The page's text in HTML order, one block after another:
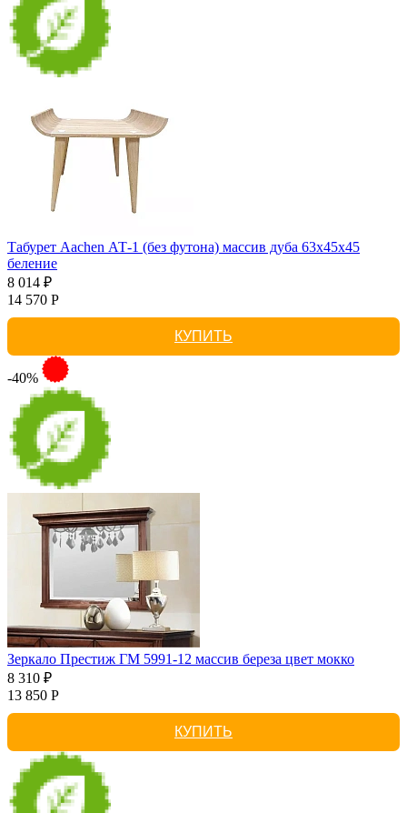
Табурет Aachen АТ-1 (без футона) массив дуба 63х45х45
беление
8 014 ₽
14 570 Р
КУПИТЬ
-40%
Зеркало Престиж ГМ 5991-12 массив береза цвет мокко
8 310 ₽
13 850 Р
КУПИТЬ